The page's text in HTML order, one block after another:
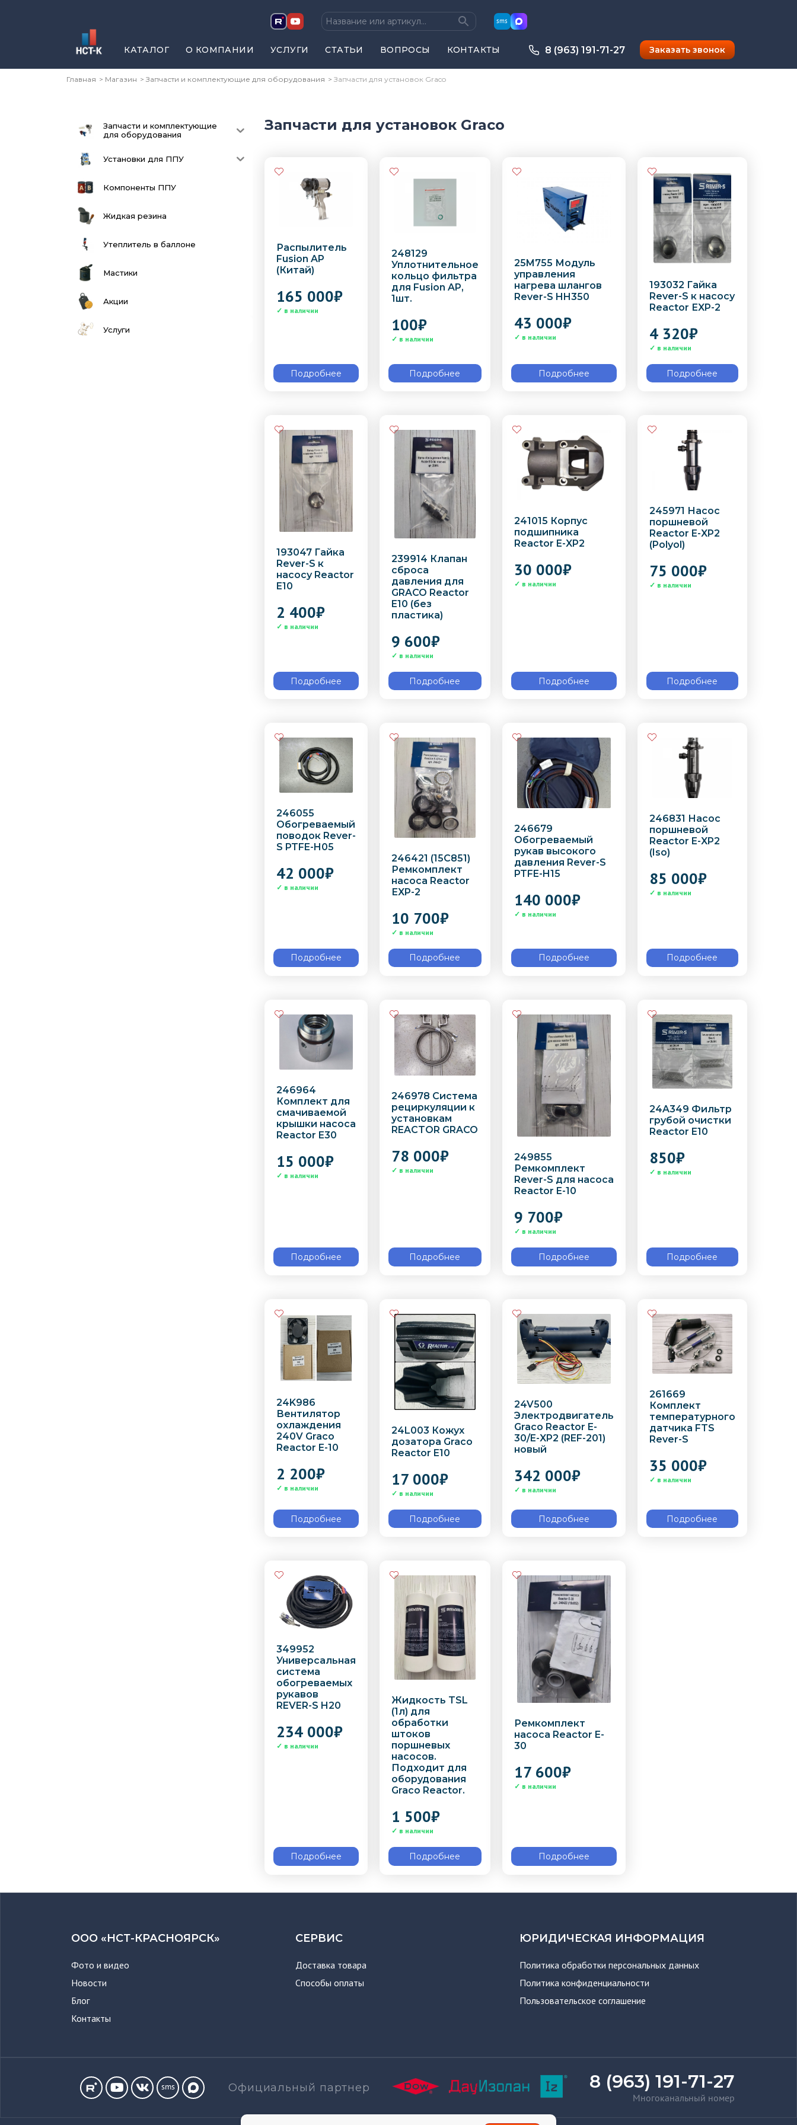
sms
КАТАЛОГ О КОМПАНИИ УСЛУГИ СТАТЬИ ВОПРОСЫ КОНТАКТЫ 8 (963) 191-71-27 Заказать звонок
Главная Магазин Запчасти и комплектующие для оборудования Запчасти для установок Graco
Запчасти и комплектующие
для оборудования
Установки для ППУ
Компоненты ППУ
Жидкая резина
Утеплитель в баллоне
Мастики
Акции
Услуги
Запчасти для установок Graco
Распылитель
Fusion AP
(Китай)
165 000₽
Подробнее
248129
Уплотнительное
кольцо фильтра
для Fusion AP,
1шт.
100₽
Подробнее
25M755 Модуль
управления
нагрева шлангов
Rever-S HH350
43 000₽
Подробнее
193032 Гайка
Rever-S к насосу
Reactor ЕXP-2
4 320₽
Подробнее
193047 Гайка
Rever-S к
насосу Reactor
E10
2 400₽
Подробнее
239914 Клапан
сброса
давления для
GRACO Reactor
E10 (без
пластика)
9 600₽
Подробнее
241015 Корпус
подшипника
Reactor E-XP2
30 000₽
Подробнее
245971 Насос
поршневой
Reactor E-XP2
(Polyol)
75 000₽
Подробнее
246055
Обогреваемый
поводок Rever-
S PTFE-H05
42 000₽
Подробнее
246421 (15C851)
Ремкомплект
насоса Reactor
ЕXP-2
10 700₽
Подробнее
246679
Обогреваемый
рукав высокого
давления Rever-S
PTFE-H15
140 000₽
Подробнее
246831 Насос
поршневой
Reactor E-XP2
(Iso)
85 000₽
Подробнее
246964
Комплект для
смачиваемой
крышки насоса
Reactor E30
15 000₽
Подробнее
246978 Система
рециркуляции к
установкам
REACTOR GRACO
78 000₽
Подробнее
249855
Ремкомплект
Rever-S для насоса
Reactor E-10
9 700₽
Подробнее
24A349 Фильтр
грубой очистки
Reactor E10
850₽
Подробнее
24K986
Вентилятор
охлаждения
240V Graco
Reactor E-10
2 200₽
Подробнее
24L003 Кожух
дозатора Graco
Reactor E10
17 000₽
Подробнее
24V500
Электродвигатель
Graco Reactor E-
30/E-XP2 (REF-201)
новый
342 000₽
Подробнее
261669
Комплект
температурного
датчика FTS
Rever-S
35 000₽
Подробнее
349952
Универсальная
система
обогреваемых
рукавов
REVER-S H20
234 000₽
Подробнее
Жидкость TSL
(1л) для
обработки
штоков
поршневых
насосов.
Подходит для
оборудования
Graco Reactor.
1 500₽
Подробнее
Ремкомплект
насоса Reactor E-
30
17 600₽
Подробнее
ООО «НСТ-КРАСНОЯРСК»
Фото и видео
Новости
Блог
Контакты
СЕРВИС
Доставка товара
Способы оплаты
ЮРИДИЧЕСКАЯ ИНФОРМАЦИЯ
Политика обработки персональных данных
Политика конфиденциальности
Пользовательское соглашение
sms Официальный партнер 8 (963) 191-71-27
Многоканальный номер